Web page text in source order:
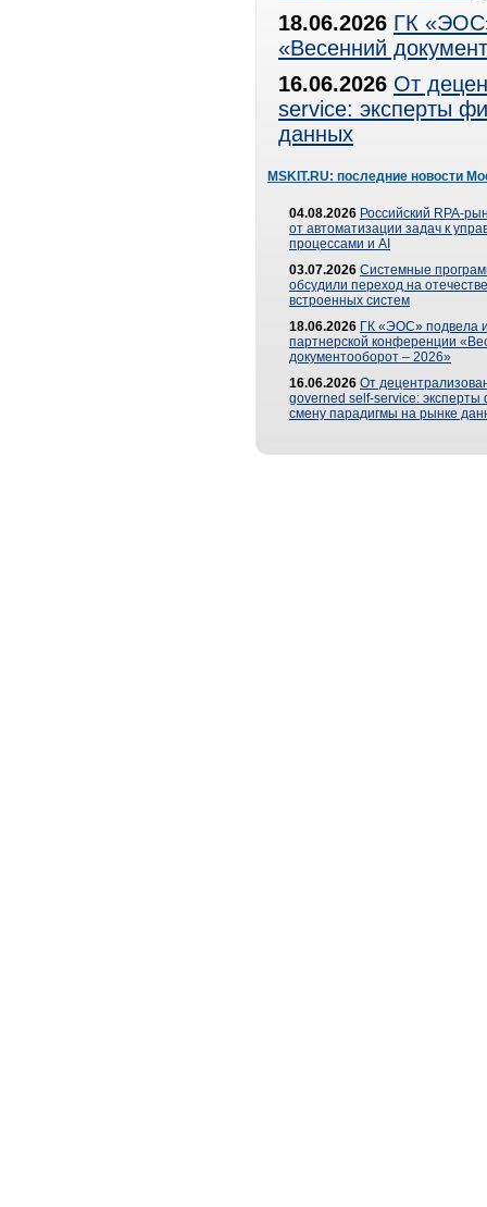
18.06.2026 ГК
«Весенний
16.06.2026 От
service: эксперты
данных
MSKIT.RU: последние новости
04.08.2026 Российский RPA-
от автоматизации задач к
процессами и AI
03.07.2026 Системные
обсудили переход на
встроенных систем
18.06.2026 ГК «ЭОС» подвела
партнерской конференции
документооборот – 2026»
16.06.2026 От
governed self-service: эксперты
смену парадигмы на рынке